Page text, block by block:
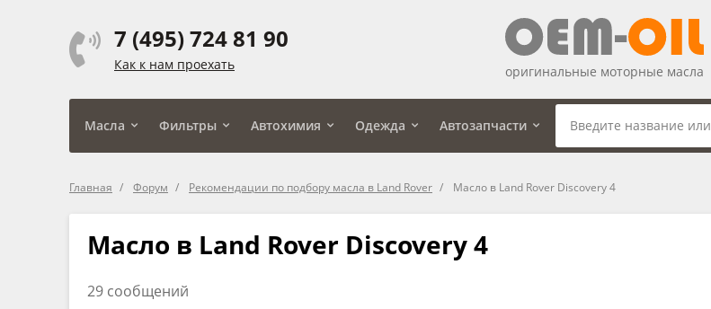
7 (495) 724 81 90
Как к нам проехать оригинальные моторные масла
Масла Фильтры Автохимия Одежда Автозапчасти
Главная Форум Рекомендации по подбору масла в Land Rover Масло в Land Rover Discovery 4
Масло в Land Rover Discovery 4
29 сообщений